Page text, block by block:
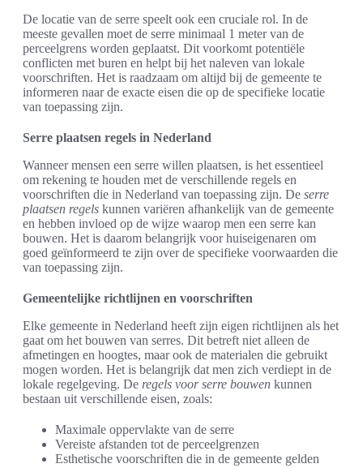
De locatie van de serre speelt ook een cruciale rol. In de
meeste gevallen moet de serre minimaal 1 meter van de
perceelgrens worden geplaatst. Dit voorkomt potentiële
conflicten met buren en helpt bij het naleven van lokale
voorschriften. Het is raadzaam om altijd bij de gemeente te
informeren naar de exacte eisen die op de specifieke locatie
van toepassing zijn.
Serre plaatsen regels in Nederland
Wanneer mensen een serre willen plaatsen, is het essentieel
om rekening te houden met de verschillende regels en
voorschriften die in Nederland van toepassing zijn. De serre
plaatsen regels kunnen variëren afhankelijk van de gemeente
en hebben invloed op de wijze waarop men een serre kan
bouwen. Het is daarom belangrijk voor huiseigenaren om
goed geïnformeerd te zijn over de specifieke voorwaarden die
van toepassing zijn.
Gemeentelijke richtlijnen en voorschriften
Elke gemeente in Nederland heeft zijn eigen richtlijnen als het
gaat om het bouwen van serres. Dit betreft niet alleen de
afmetingen en hoogtes, maar ook de materialen die gebruikt
mogen worden. Het is belangrijk dat men zich verdiept in de
lokale regelgeving. De regels voor serre bouwen kunnen
bestaan uit verschillende eisen, zoals:
Maximale oppervlakte van de serre
Vereiste afstanden tot de perceelgrenzen
Esthetische voorschriften die in de gemeente gelden